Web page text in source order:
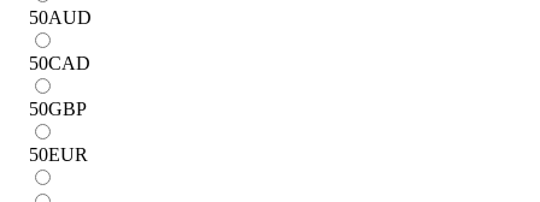
50AUD
50CAD
50GBP
50EUR